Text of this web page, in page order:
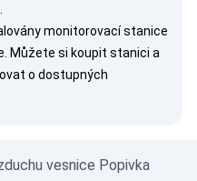
monitorovací stanice
Můžete si koupit stanici a
o dostupných
vesnice Popivka